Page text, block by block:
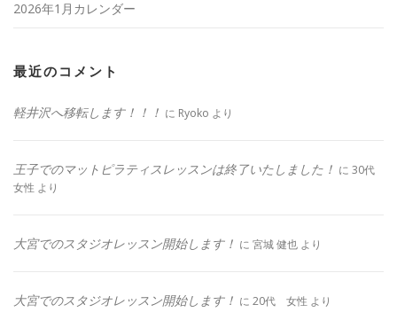
2026年1月カレンダー
最近のコメント
軽井沢へ移転します！！！ に Ryoko より
王子でのマットピラティスレッスンは終了いたしました！ に 30代
女性 より
大宮でのスタジオレッスン開始します！ に 宮城 健也 より
大宮でのスタジオレッスン開始します！ に 20代 女性 より